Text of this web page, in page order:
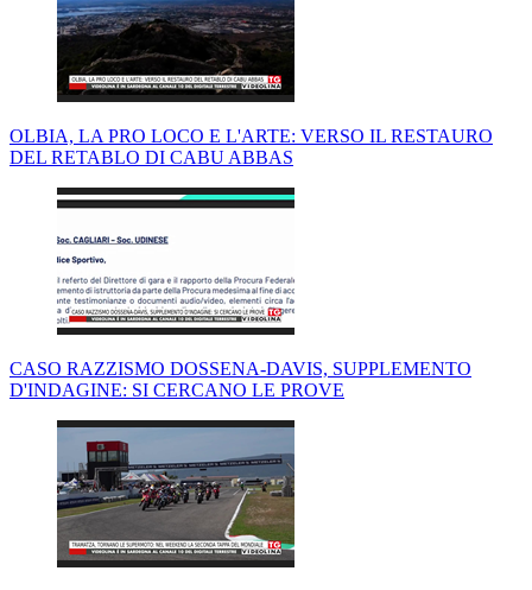
OLBIA, LA PRO LOCO E L'ARTE: VERSO IL RESTAURO
DEL RETABLO DI CABU ABBAS
CASO RAZZISMO DOSSENA-DAVIS, SUPPLEMENTO
D'INDAGINE: SI CERCANO LE PROVE